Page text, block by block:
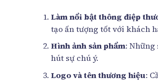
Làm nổi bật thông điệp
tạo ấn tượng tốt với khách
Hình ảnh sản phẩm: Những
hút sự chú ý.
Logo và tên thương hiệu: